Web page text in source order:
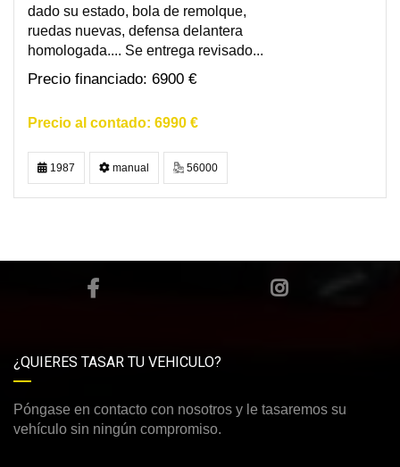
dado su estado, bola de remolque,
ruedas nuevas, defensa delantera
homologada.... Se entrega revisado...
6900 €
6990 €
1987 manual 56000
¿QUIERES TASAR TU VEHICULO?
Póngase en contacto con nosotros y le tasaremos su
vehículo sin ningún compromiso.